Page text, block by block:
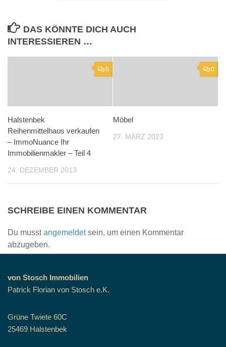
DAS KÖNNTE DICH AUCH
INTERESSIEREN …
0
Halstenbek
Reihenmittelhaus verkaufen
– ImmoNuance Ihr
Immobilienmakler – Teil 4
24. DEZEMBER 2013
0
Möbel
27. MÄRZ 2023
SCHREIBE EINEN KOMMENTAR
Du musstangemeldetsein, um einen Kommentar
abzugeben.
von Stosch Immobilien
Patrick Florian von Stosch e.K.
Grüne Twiete 60C
25469 Halstenbek